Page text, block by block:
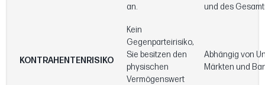
an.
und des
KONTRAHENTENRISIKO
Kein
Gegenparteirisiko,
Sie besitzen den
physischen
Vermögenswert
Abhängig von
Märkten und